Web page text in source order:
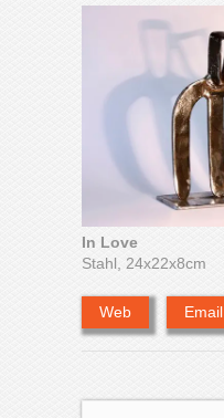
In Love
Stahl, 24x22x8cm
Web Email